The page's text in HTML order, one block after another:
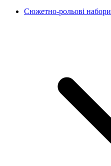
Сюжетно-рольові набори